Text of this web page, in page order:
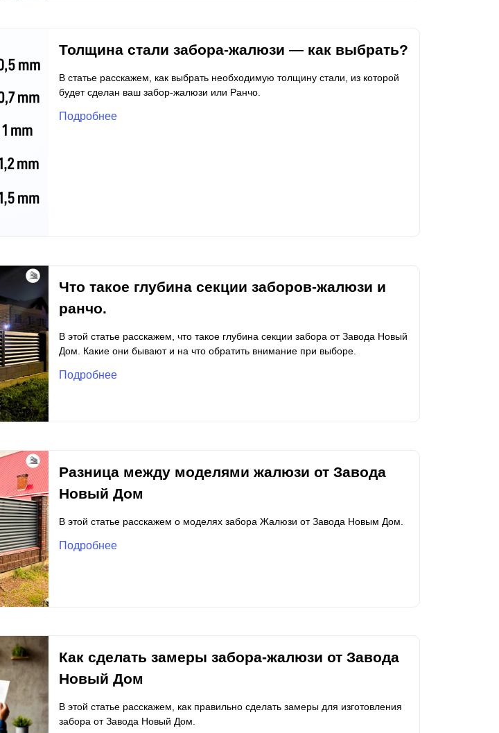
Толщина стали забора-жалюзи — как выбрать?
В статье расскажем, как выбрать необходимую толщину стали, из которой
будет сделан ваш забор-жалюзи или Ранчо.
Подробнее
Что такое глубина секции заборов-жалюзи и
ранчо.
В этой статье расскажем, что такое глубина секции забора от Завода Новый
Дом. Какие они бывают и на что обратить внимание при выборе.
Подробнее
Разница между моделями жалюзи от Завода
Новый Дом
В этой статье расскажем о моделях забора Жалюзи от Завода Новым Дом.
Подробнее
Как сделать замеры забора-жалюзи от Завода
Новый Дом
В этой статье расскажем, как правильно сделать замеры для изготовления
забора от Завода Новый Дом.